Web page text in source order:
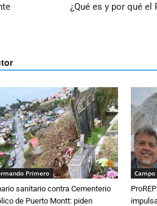
¿Qué es y por qué el
Primero
sanitario contra Cementerio
de Puerto Montt: piden
Campo